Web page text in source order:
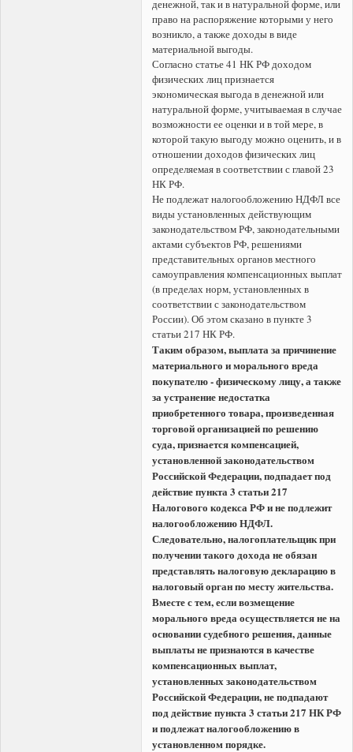
денежной, так и в натуральной форме, или
право на распоряжение которыми у него
возникло, а также доходы в виде
материальной выгоды.
Согласно статье 41 НК РФ доходом
физических лиц признается
экономическая выгода в денежной или
натуральной форме, учитываемая в случае
возможности ее оценки и в той мере, в
которой такую выгоду можно оценить, и в
отношении доходов физических лиц
определяемая в соответствии с главой 23
НК РФ.
Не подлежат налогообложению НДФЛ все
виды установленных действующим
законодательством РФ, законодательными
актами субъектов РФ, решениями
представительных органов местного
самоуправления компенсационных выплат
(в пределах норм, установленных в
соответствии с законодательством
России). Об этом сказано в пункте 3
статьи 217 НК РФ.
Таким образом, выплата за причинение
материального и морального вреда
покупателю - физическому лицу, а также
за устранение недостатка
приобретенного товара, произведенная
торговой организацией по решению
суда, признается компенсацией,
установленной законодательством
Российской Федерации, подпадает под
действие пункта 3 статьи 217
Налогового кодекса РФ и не подлежит
налогообложению НДФЛ.
Следовательно, налогоплательщик при
получении такого дохода не обязан
представлять налоговую декларацию в
налоговый орган по месту жительства.
Вместе с тем, если возмещение
морального вреда осуществляется не на
основании судебного решения, данные
выплаты не признаются в качестве
компенсационных выплат,
установленных законодательством
Российской Федерации, не подпадают
под действие пункта 3 статьи 217 НК РФ
и подлежат налогообложению в
установленном порядке.